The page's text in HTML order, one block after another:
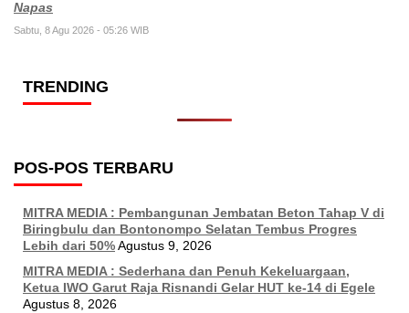
Napas
Sabtu, 8 Agu 2026 - 05:26 WIB
TRENDING
POS-POS TERBARU
MITRA MEDIA : Pembangunan Jembatan Beton Tahap V di
Biringbulu dan Bontonompo Selatan Tembus Progres
Lebih dari 50%Agustus 9, 2026
MITRA MEDIA : Sederhana dan Penuh Kekeluargaan,
Ketua IWO Garut Raja Risnandi Gelar HUT ke-14 di Egele
Agustus 8, 2026